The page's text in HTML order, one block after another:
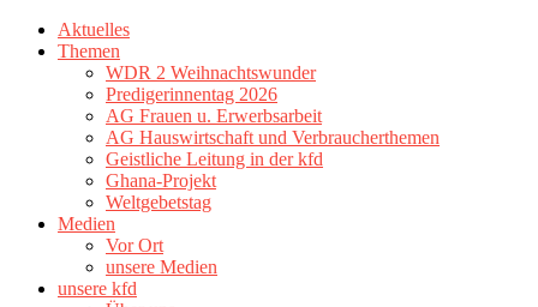
Aktuelles
Themen
WDR 2 Weihnachtswunder
Predigerinnentag 2026
AG Frauen u. Erwerbsarbeit
AG Hauswirtschaft und Verbraucherthemen
Geistliche Leitung in der kfd
Ghana-Projekt
Weltgebetstag
Medien
Vor Ort
unsere Medien
unsere kfd